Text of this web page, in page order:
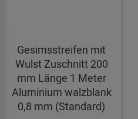
Gesimsstreifen mit
Wulst Zuschnitt 200
mm Länge 1 Meter
Aluminium walzblank
0,8 mm (Standard)